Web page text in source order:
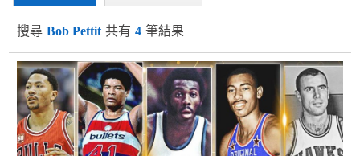
棒球
球隊數據
運彩報報
明星分析師
搜尋 Bob Pettit 共有 4 筆結果